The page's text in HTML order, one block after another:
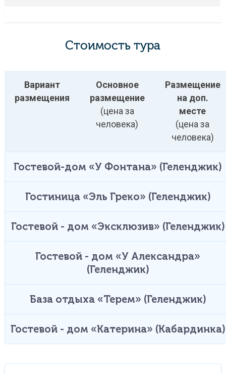
Стоимость тура
Вариант
размещения
Основное
размещение
(цена за
человека)
Размещение
на доп.
месте
(цена за
человека)
Гостевой-дом «У Фонтана» (Геленджик)
Гостиница «Эль Греко» (Геленджик)
Гостевой - дом «Эксклюзив» (Геленджик)
Гостевой - дом «У Александра»
(Геленджик)
База отдыха «Терем» (Геленджик)
Гостевой - дом «Катерина» (Кабардинка)